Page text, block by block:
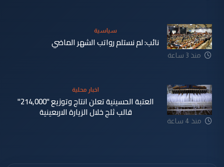
منذ 3 ساعة
سياسية
نائب: لم نستلم رواتب الشهر الماضي
منذ 4 ساعة
اخبار محلية
العتبة الحسينية تعلن انتاج وتوزيع "214,000"
قالب ثلج خلال الزيارة الاربعينية